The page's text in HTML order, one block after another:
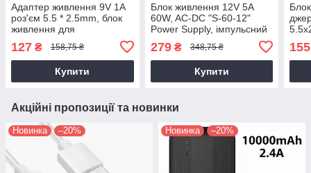
Адаптер живлення 9V 1A
роз'єм 5.5 * 2.5mm, блок
живлення для
відеоспостереження на 9
вольт | универсальный
блок питания
127 ₴ 158,75 ₴
Купити
Блок живлення 12V 5A
60W, AC-DC "S-60-12"
Power Supply, імпульсний
світлодіодної стрічки
279₴ 348,75 ₴
Купити
155
Акційні пропозиції та новинки
Новинка –20% Новинка –20%